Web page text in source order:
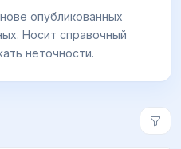
опубликованных
Носит справочный
неточности.